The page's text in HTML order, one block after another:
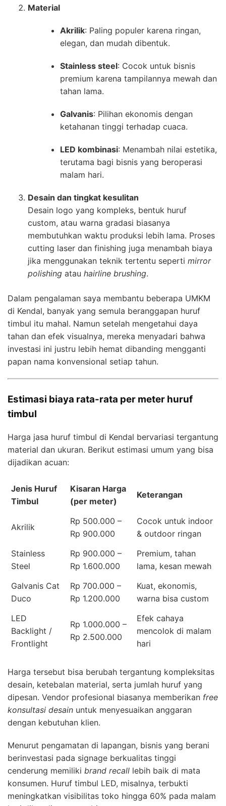
Material
Akrilik: Paling populer karena ringan,
elegan, dan mudah dibentuk.
Stainless steel: Cocok untuk bisnis
premium karena tampilannya mewah dan
tahan lama.
Galvanis: Pilihan ekonomis dengan
ketahanan tinggi terhadap cuaca.
LED kombinasi: Menambah nilai estetika,
terutama bagi bisnis yang beroperasi
malam hari.
Desain dan tingkat kesulitan
Desain logo yang kompleks, bentuk huruf
custom, atau warna gradasi biasanya
membutuhkan waktu produksi lebih lama. Proses
cutting laser dan finishing juga menambah biaya
jika menggunakan teknik tertentu seperti mirror
polishing atau hairline brushing.
Dalam pengalaman saya membantu beberapa UMKM
di Kendal, banyak yang semula beranggapan huruf
timbul itu mahal. Namun setelah mengetahui daya
tahan dan efek visualnya, mereka menyadari bahwa
investasi ini justru lebih hemat dibanding mengganti
papan nama konvensional setiap tahun.
Estimasi biaya rata-rata per meter huruf
timbul
Harga jasa huruf timbul di Kendal bervariasi tergantung
material dan ukuran. Berikut estimasi umum yang bisa
dijadikan acuan:
Jenis Huruf
Timbul
Kisaran Harga
(per meter)
Keterangan
Akrilik
Rp 500.000 –
Rp 900.000
Cocok untuk indoor
& outdoor ringan
Stainless
Steel
Rp 900.000 –
Rp 1.600.000
Premium, tahan
lama, kesan mewah
Galvanis Cat
Duco
Rp 700.000 –
Rp 1.200.000
Kuat, ekonomis,
warna bisa custom
LED
Backlight /
Frontlight
Rp 1.000.000 –
Rp 2.500.000
Efek cahaya
mencolok di malam
hari
Harga tersebut bisa berubah tergantung kompleksitas
desain, ketebalan material, serta jumlah huruf yang
dipesan. Vendor profesional biasanya memberikan free
konsultasi desain untuk menyesuaikan anggaran
dengan kebutuhan klien.
Menurut pengamatan di lapangan, bisnis yang berani
berinvestasi pada signage berkualitas tinggi
cenderung memiliki brand recall lebih baik di mata
konsumen. Huruf timbul LED, misalnya, terbukti
meningkatkan visibilitas toko hingga 60% pada malam